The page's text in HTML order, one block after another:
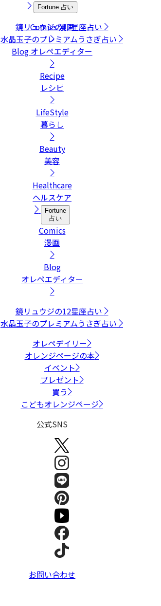
Fortune 占い
鏡リュウジの12星座占い
水晶玉子のプレミアムうさぎ占い
Comics漫画
Blog オレペエディター
Recipe
レシピ
LifeStyle
暮らし
Beauty
美容
Healthcare
ヘルスケア
Fortune
占い
Comics
漫画
Blog
オレペエディター
鏡リュウジの12星座占い
水晶玉子のプレミアムうさぎ占い
オレペデイリー
オレンジページの本
イベント
プレゼント
買う
こどもオレンジページ
公式SNS
お問い合わせ